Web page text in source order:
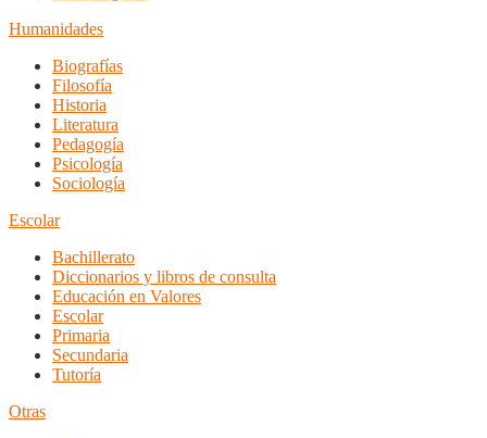
Humanidades
Biografías
Filosofía
Historia
Literatura
Pedagogía
Psicología
Sociología
Escolar
Bachillerato
Diccionarios y libros de consulta
Educación en Valores
Escolar
Primaria
Secundaria
Tutoría
Otras